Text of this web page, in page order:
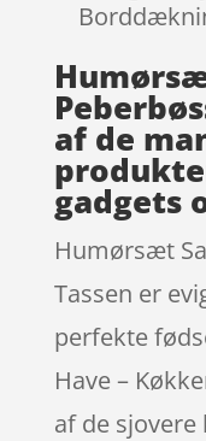
af de
gadgets
Humørsæt
Tassen er
perfekte
Have –
af de